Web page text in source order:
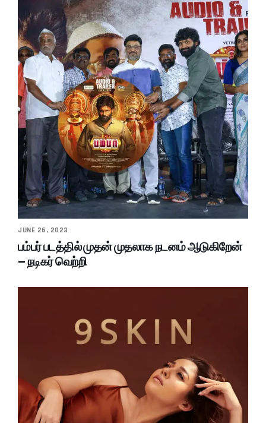
JUNE 26, 2023
பம்பர் படத்தில் முதன் முதலாக நடனம் ஆடுகிறேன்
– நடிகர் வெற்றி